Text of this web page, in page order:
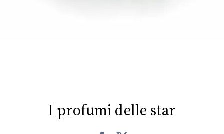
MONACOI profumi delle star